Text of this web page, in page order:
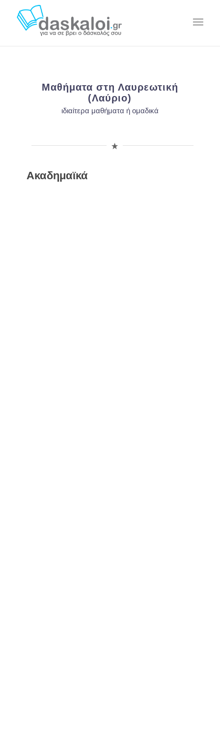
Μαθήματα στη Λαυρεωτική
(Λαύριο)
ιδιαίτερα μαθήματα ή ομαδικά
Ακαδημαϊκά